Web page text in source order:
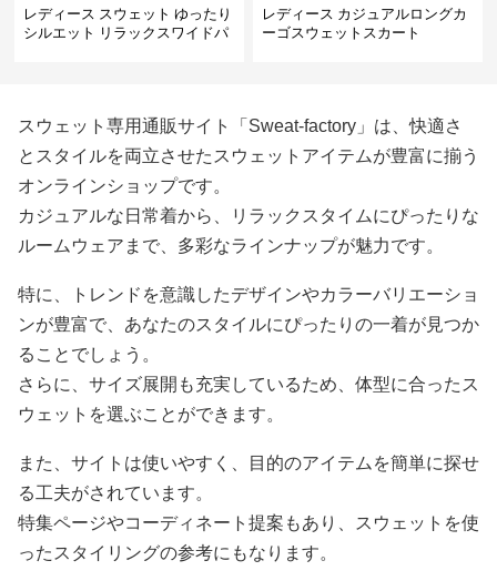
レディース スウェット ゆったり
シルエット リラックスワイドパ
レディース カジュアルロングカ
ーゴスウェットスカート
スウェット専用通販サイト「Sweat-factory」は、快適さ
とスタイルを両立させたスウェットアイテムが豊富に揃う
オンラインショップです。
カジュアルな日常着から、リラックスタイムにぴったりな
ルームウェアまで、多彩なラインナップが魅力です。
特に、トレンドを意識したデザインやカラーバリエーショ
ンが豊富で、あなたのスタイルにぴったりの一着が見つか
ることでしょう。
さらに、サイズ展開も充実しているため、体型に合ったス
ウェットを選ぶことができます。
また、サイトは使いやすく、目的のアイテムを簡単に探せ
る工夫がされています。
特集ページやコーディネート提案もあり、スウェットを使
ったスタイリングの参考にもなります。